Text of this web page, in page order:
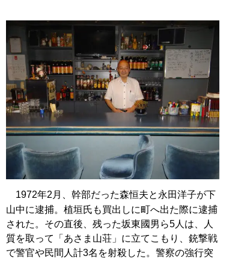
1972年2月、幹部だった森恒夫と永田洋子が下
山中に逮捕。植垣氏も買出しに町へ出た際に逮捕
された。その直後、残った坂東國男ら5人は、人
質を取って「あさま山荘」に立てこもり、銃撃戦
で警官や民間人計3名を射殺した。警察の強行突